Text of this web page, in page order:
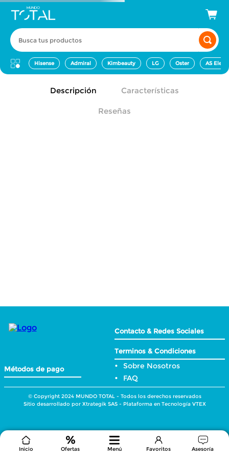
Busca tus productos
Hisense Admiral Kimbeauty LG Oster AS
Inicio Ofertas Menú Favoritos Asesoría
Descripción Características
Reseñas
Métodos de pago
Contacto & Redes Sociales
Terminos & Condiciones
Sobre Nosotros
FAQ
© Copyright 2024 MUNDO TOTAL - Todos los derechos reservados
Sitio desarrollado por Xtrategik SAS - Plataforma en Tecnología VTEX